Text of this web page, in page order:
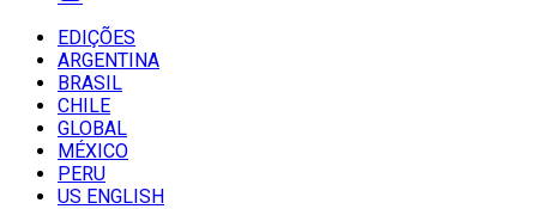
EDIÇÕES
ARGENTINA
BRASIL
CHILE
GLOBAL
MÉXICO
PERU
US ENGLISH